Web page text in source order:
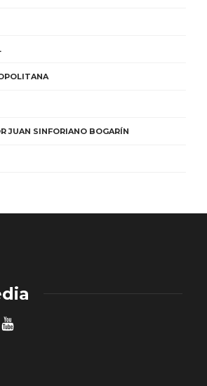
JUAN SINFORIANO BOGARÍN